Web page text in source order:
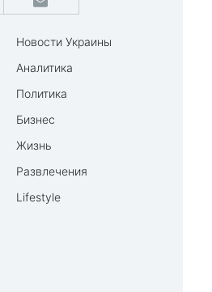
Новости Украины
Аналитика
Политика
Бизнес
Жизнь
Развлечения
Lifestyle